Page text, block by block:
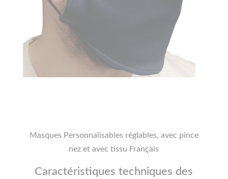
Masques Personnalisables réglables, avec pince
nez et avec tissu Français
Caractéristiques techniques des